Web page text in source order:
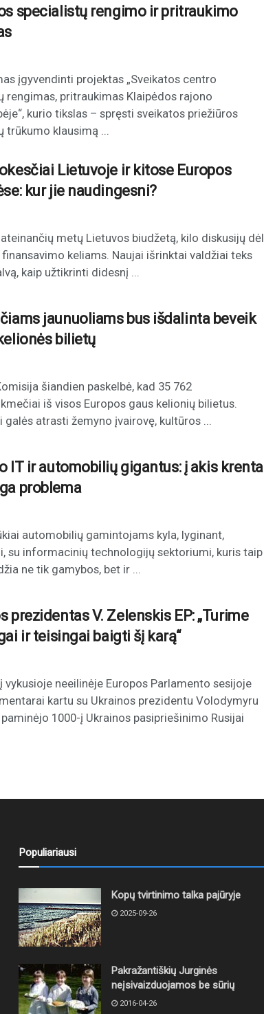
specialistų rengimo ir pritraukimo
įgyvendinti projektas „Sveikatos centro
rengimas, pritraukimas Klaipėdos rajono
kurio tikslas – spręsti sveikatos priežiūros
trūkumo klausimą ...
Lietuvoje ir kitose Europos
kur jie naudingesni?
metų Lietuvos biudžetą, kilo diskusijų dėl
keliams. Naujai išrinktai valdžiai teks
kaip užtikrinti didesnį ...
jaunuoliams bus išdalinta beveik
bilietų
šiandien paskelbė, kad 35 762
iš visos Europos gaus kelionių bilietus.
galės atrasti žemyno įvairovę, kultūros ...
IT ir automobilių gigantus: į akis krenta
problema
automobilių gamintojams kyla, lyginant,
su informacinių technologijų sektoriumi, kuris taip
ne tik gamybos, bet ir ...
prezidentas V. Zelenskis EP: „Turime
ir teisingai baigti šį karą“
vykusioje neeilinėje Europos Parlamento sesijoje
kartu su Ukrainos prezidentu Volodymyru
1000-į Ukrainos pasipriešinimo Rusijai
Populiariausi
Kopų tvirtinimo talka pajūryje
2025-09-26
Pakražantiškių Jurginės
neįsivaizduojamos be sūrių
2016-04-26